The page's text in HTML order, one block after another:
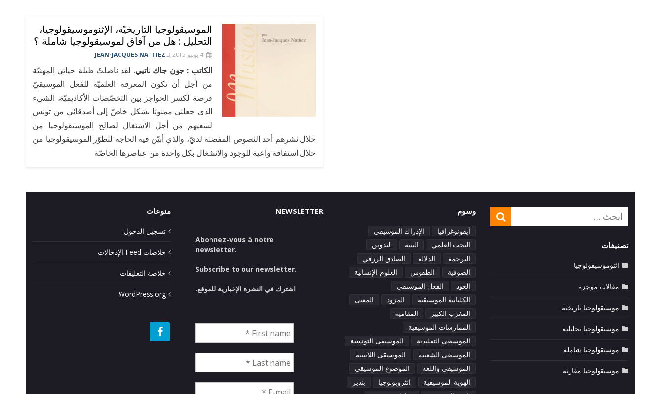
الموسيقولوجيا التاريخيّة، الإثنوموسيقولوجيا،
التحليل : هل من آفاق لموسيقولوجيا شاملة ؟
4 يونيو 2015 لِـ JEAN-JACQUES NATTIEZ
الكاتب : جون جاك ناتيي. لقد ناضلتُ طيلة حياتي المهنيّة
من أجل أن تكون المعرفة العلميّة للفعل الموسيقيّ
فرصة لكسر الحواجز بين التخصّصات الأكاديميّة، الشيء
الذي جعلني ممنونا بشكل خاصّ إلى أصدقائي من تونس
لسعيهم من أجل الاشتغال لصالح الموسيقولوجيا من
خلال نشرهم أحد النصوص المفضلة لديّ، والذي أبيّن فيه الحاجة لتطوّر الموسيقولوجيا من
خلال استفاقة واعية للوجود والانشغال بكل واحدة من عناصرها الخاصّة
بحث
عن:
بحث
تصنيفات
اثنوموسيقولوجيا
مقالات موجزة
موسيقولوجيا تاريخية
موسيقولوجيا تحليلية
موسيقولوجيا شاملة
موسيقولوجيا مقارنة
وسوم
أيقونوغرافيا
الإدراك الموسيقي
البحث العلمي
البنية
التدوين
الترجمة
الدلالة
الصادق الرزڤي
الصوفية
الطقوس
العلوم الإنسانية
العود
الفعل الموسيقي
الكليانية الموسيقية
المزود
المعنى
المغرب الكبير
المقامية
الممارسات الموسيقية
الموسيقى التقليدية
الموسيقى التونسية
الموسيقى الشعبية
الموسيقى اللاتينية
الموسيقى واللغة
الموضوع الموسيقي
الهوية الموسيقية
انثروبولوجيا
بندير
NEWSLETTER
Abonnez-vous à notre
newsletter.
Subscribe to our newsletter.
اشترك في النشرة الإخبارية للموقع.
منوعات
تسجيل الدخول
خلاصات Feed الإدخالات
خلاصة التعليقات
WordPress.org